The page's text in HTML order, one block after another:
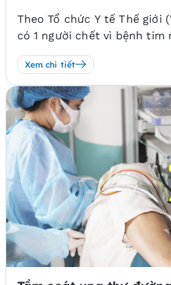
Theo Tổ chức Y tế Thế giới
có 1 người chết vì bệnh tim
thì có một trường hợp đột
ca tử vong vì bệnh tim
số ca tử vong vì ung thư
Xem chi tiết